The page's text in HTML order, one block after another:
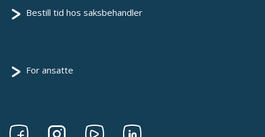
Bestill tid hos saksbehandler
For ansatte